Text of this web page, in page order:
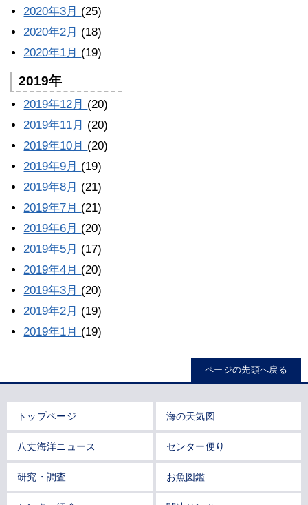
2020年3月 (25)
2020年2月 (18)
2020年1月 (19)
2019年
2019年12月 (20)
2019年11月 (20)
2019年10月 (20)
2019年9月 (19)
2019年8月 (21)
2019年7月 (21)
2019年6月 (20)
2019年5月 (17)
2019年4月 (20)
2019年3月 (20)
2019年2月 (19)
2019年1月 (19)
ページの先頭へ戻る
トップページ 海の天気図
八丈海洋ニュース センター便り
研究・調査 お魚図鑑